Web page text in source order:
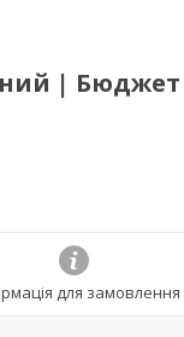
|
для замовлення